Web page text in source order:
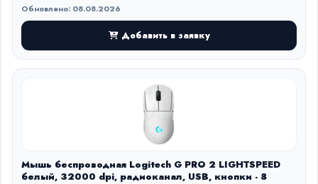
Обновлено: 08.08.2026
Добавить в заявку
Мышь беспроводная Logitech G PRO 2 LIGHTSPEED
белый, 32000 dpi, радиоканал, USB, кнопки - 8